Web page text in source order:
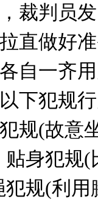
裁判员
直做好
自一齐
下犯规
规(故意
身犯规
规(利